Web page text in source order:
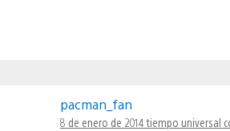
pacman_fan
8 de enero de 2014 tiempo universal